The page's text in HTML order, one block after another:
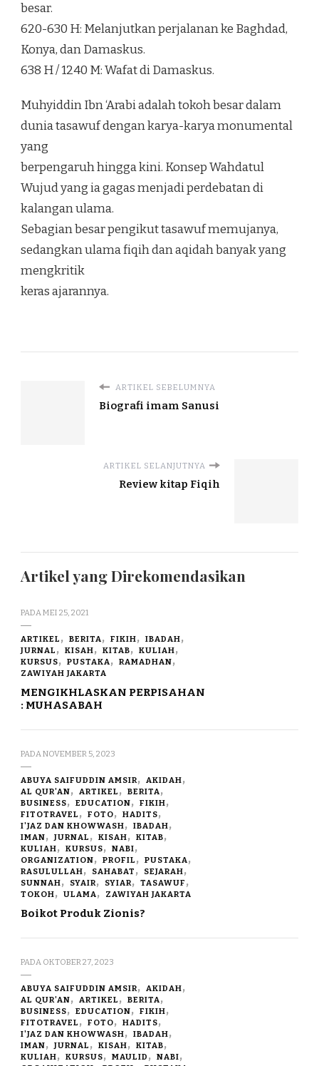
besar.
620-630 H: Melanjutkan perjalanan ke Baghdad,
Konya, dan Damaskus.
638 H / 1240 M: Wafat di Damaskus.
Muhyiddin Ibn ‘Arabi adalah tokoh besar dalam
dunia tasawuf dengan karya-karya monumental
yang
berpengaruh hingga kini. Konsep Wahdatul
Wujud yang ia gagas menjadi perdebatan di
kalangan ulama.
Sebagian besar pengikut tasawuf memujanya,
sedangkan ulama fiqih dan aqidah banyak yang
mengkritik
keras ajarannya.
ARTIKEL SEBELUMNYA
Biografi imam Sanusi
ARTIKEL SELANJUTNYA
Review kitap Fiqih
Artikel yang Direkomendasikan
PADAMEI 25, 2021
ARTIKEL BERITA FIKIH
IBADAH
JURNAL
KISAH KITAB
KULIAH
KURSUS
PUSTAKA
RAMADHAN
ZAWIYAH JAKARTA
MENGIKHLASKAN PERPISAHAN
: MUHASABAH
PADANOVEMBER 5, 2023
ABUYA SAIFUDDIN AMSIR
AKIDAH
AL QUR'AN
ARTIKEL
BERITA
BUSINESS
EDUCATION
FIKIH
FITOTRAVEL
FOTO
HADITS
I'JAZ DAN KHOWWASH
IBADAH
IMAN
JURNAL KISAH
KITAB
KULIAH
KURSUS
NABI
ORGANIZATION
PROFIL
PUSTAKA
RASULULLAH
SAHABAT
SEJARAH
SUNNAH
SYAIR SYIAR
TASAWUF
TOKOH
ULAMA ZAWIYAH JAKARTA
Boikot Produk Zionis?
PADA OKTOBER 27, 2023
ABUYA SAIFUDDIN AMSIR
AKIDAH
AL QUR'AN
ARTIKEL
BERITA
BUSINESS
EDUCATION
FIKIH
FITOTRAVEL
FOTO
HADITS
I'JAZ DAN KHOWWASH
IBADAH
IMAN
JURNAL KISAH
KITAB
KULIAH
KURSUS MAULID
NABI